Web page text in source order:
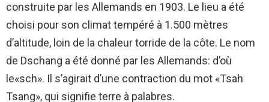
construite par les Allemands en 1903. Le lieu a été
choisi pour son climat tempéré à 1.500 mètres
d’altitude, loin de la chaleur torride de la côte. Le nom
de Dschang a été donné par les Allemands: d’où
le«sch». Il s’agirait d’une contraction du mot «Tsah
Tsang», qui signifie terre à palabres.